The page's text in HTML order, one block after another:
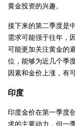
黄金投资的兴趣。
接下来的第二季度是
需求可能强于往年，
可能更加关注黄金的
位，能够为近几个季
因素和金价上涨，有
印度
印度金价在第一季度
求的主要动力，但一